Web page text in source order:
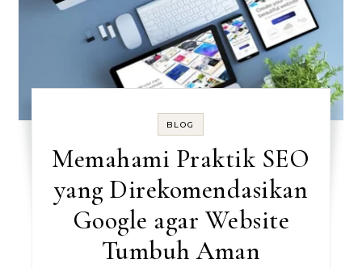
BLOG
Memahami Praktik SEO
yang Direkomendasikan
Google agar Website
Tumbuh Aman